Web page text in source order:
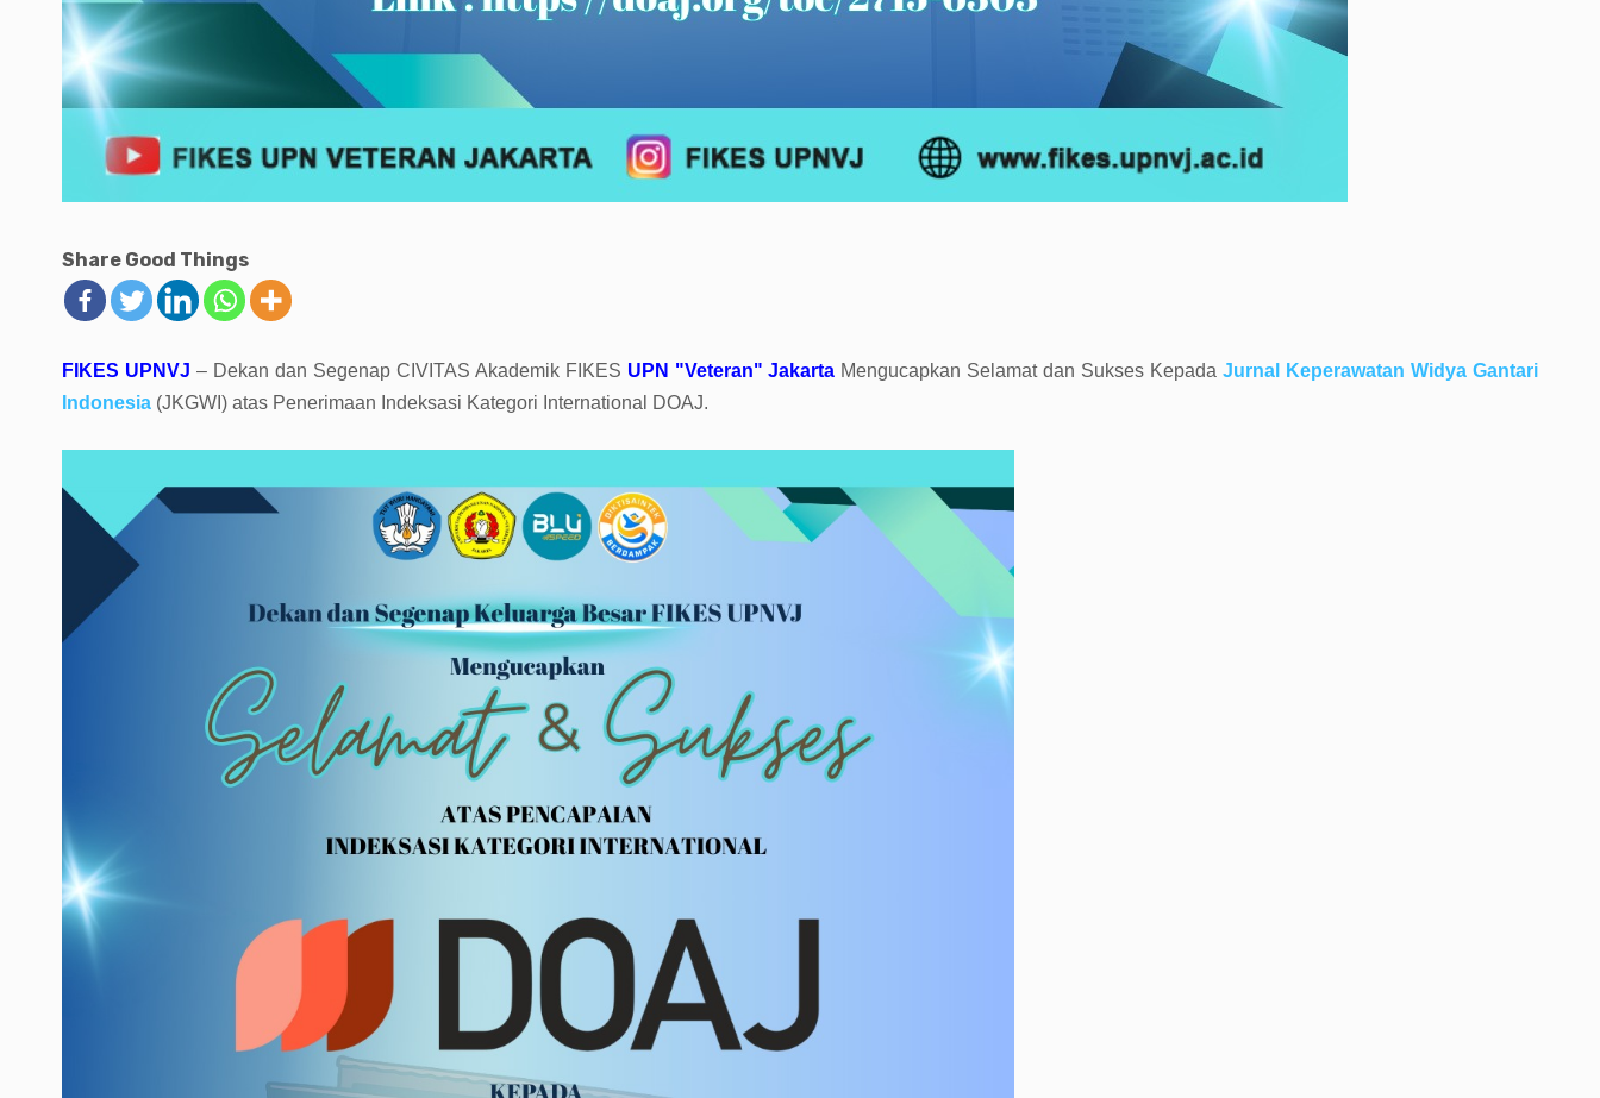
Share Good Things
FIKES UPNVJ – Dekan dan Segenap CIVITAS Akademik FIKES UPN "Veteran" Jakarta Mengucapkan Selamat dan Sukses KepadaJurnal Keperawatan Widya Gantari
Indonesia (JKGWI) atas Penerimaan Indeksasi Kategori International DOAJ.